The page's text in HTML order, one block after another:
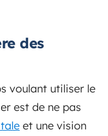
des
voulant utiliser le
est de ne pas
et une vision